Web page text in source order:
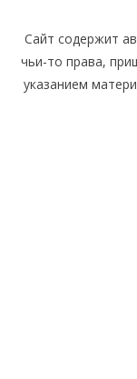
Сайт содержит
чьи-то права,
указанием